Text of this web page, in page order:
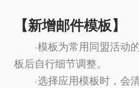
【新增邮件模板】
·模板为常用同盟活动
板后自行细节调整。
·选择应用模板时，会清